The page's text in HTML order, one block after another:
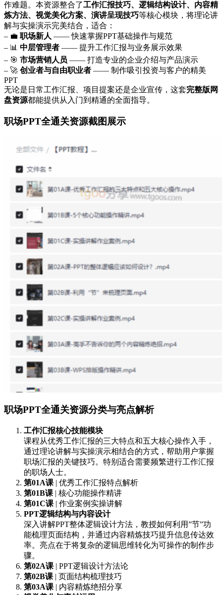
作难题。本资源整合了工作汇报技巧、逻辑结构设计、内容精
炼方法、视觉美化方案、演讲呈现技巧等核心模块，将理论讲
解与实操演示完美结合，适合：
– 💼 职场新人 —— 快速掌握PPT基础操作与规范
– 📊 中层管理者 —— 提升工作汇报与业务展示效果
– 🎯 市场营销人员 —— 打造专业的企业介绍与产品演示
– 🚀 创业者与自由职业者 —— 制作吸引投资与客户的精美
PPT
无论是日常工作汇报、项目提案还是企业宣传，这套完整版网
盘资源都能提供从入门到精通的全面指导。
职场PPT全通关资源截图展示
职场PPT全通关资源分类与亮点解析
工作汇报核心技能模块
课程从优秀工作汇报的三大特点和五大核心操作入手，
通过理论讲解与实操演示相结合的方式，帮助用户掌握
职场汇报的关键技巧。特别适合需要频繁进行工作汇报
的职场人士。
第01A课 | 优秀工作汇报特点解析
第01B课 | 核心功能操作精讲
第01C课 | 作业案例实操讲解
PPT逻辑结构与内容设计
深入讲解PPT整体逻辑设计方法，教授如何利用”节”功
能梳理页面结构，并通过内容精炼技巧提升信息传达效
率。亮点在于将复杂的逻辑思维转化为可操作的制作步
骤。
第02A课 | PPT逻辑设计方法论
第02B课 | 页面结构梳理技巧
第03A课 | 内容精炼绝招分享